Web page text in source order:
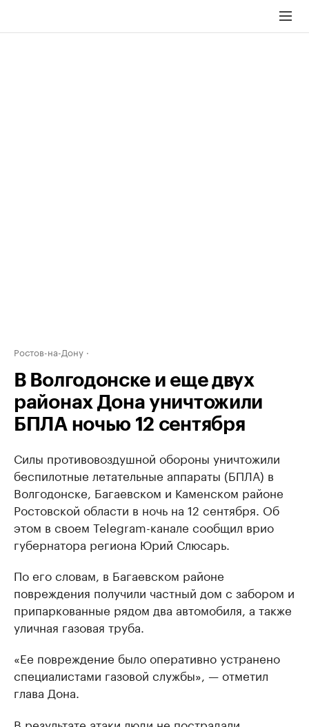
Ростов-на-Дону
В Волгодонске и еще двух
районах Дона уничтожили
БПЛА ночью 12 сентября
Силы противовоздушной обороны уничтожили
беспилотные летательные аппараты (БПЛА) в
Волгодонске, Багаевском и Каменском районе
Ростовской области в ночь на 12 сентября. Об
этом в своем Telegram-канале сообщил врио
губернатора региона Юрий Слюсарь.
По его словам, в Багаевском районе
повреждения получили частный дом с забором и
припаркованные рядом два автомобиля, а также
уличная газовая труба.
«Ее повреждение было оперативно устранено
специалистами газовой службы», — отметил
глава Дона.